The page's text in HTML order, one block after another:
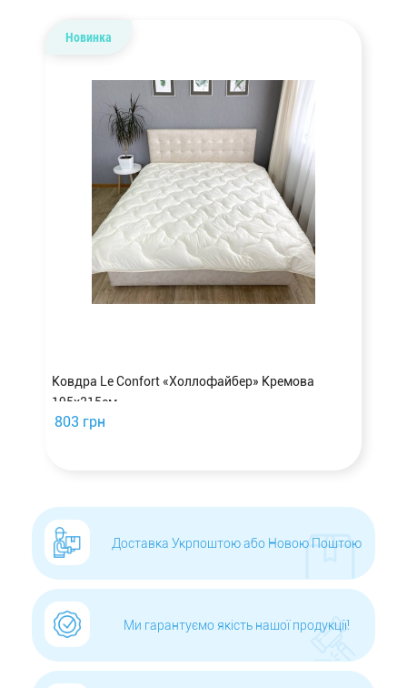
Новинка
Ковдра Le Confort «Холлофайбер» Кремова
195х215см
803 грн
Доставка Укрпоштою або Новою Поштою
Ми гарантуємо якість нашої продукції!